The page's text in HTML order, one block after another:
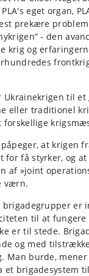
eget organ,
prekære
- den
krig og
Ukrainekrigen til
eller traditionel
forskellige
at krigen
for få styrker, og
af »joint
værn.
er
til at
er til stede.
og med
Man burde,
et brigadesystem